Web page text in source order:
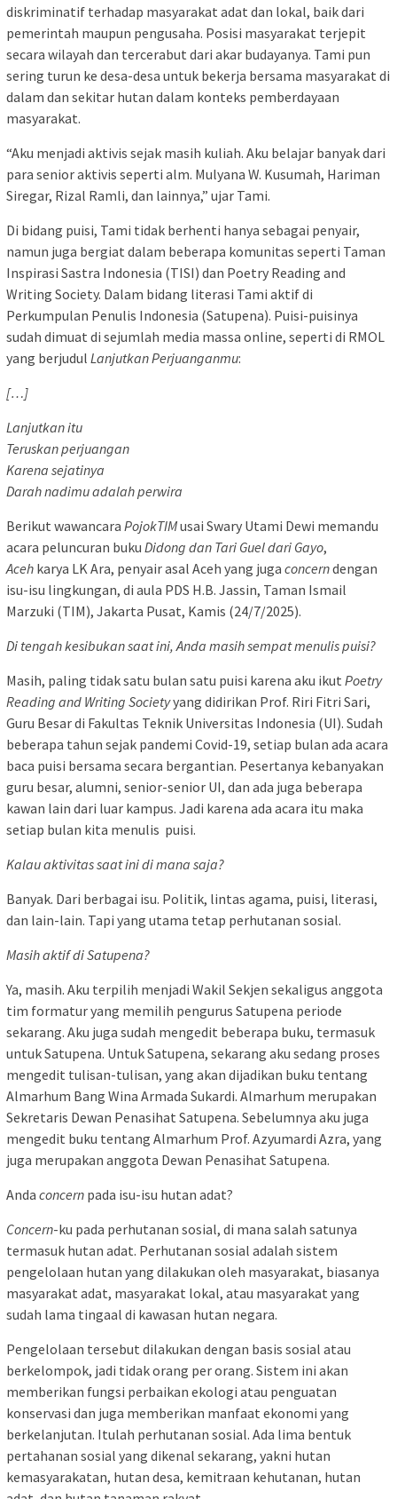
diskriminatif terhadap masyarakat adat dan lokal, baik dari
pemerintah maupun pengusaha. Posisi masyarakat terjepit
secara wilayah dan tercerabut dari akar budayanya. Tami pun
sering turun ke desa-desa untuk bekerja bersama masyarakat di
dalam dan sekitar hutan dalam konteks pemberdayaan
masyarakat.
“Aku menjadi aktivis sejak masih kuliah. Aku belajar banyak dari
para senior aktivis seperti alm. Mulyana W. Kusumah, Hariman
Siregar, Rizal Ramli, dan lainnya,” ujar Tami.
Di bidang puisi, Tami tidak berhenti hanya sebagai penyair,
namun juga bergiat dalam beberapa komunitas seperti Taman
Inspirasi Sastra Indonesia (TISI) dan Poetry Reading and
Writing Society. Dalam bidang literasi Tami aktif di
Perkumpulan Penulis Indonesia (Satupena). Puisi-puisinya
sudah dimuat di sejumlah media massa online, seperti di RMOL
yang berjudul Lanjutkan Perjuanganmu:
[…]
Lanjutkan itu
Teruskan perjuangan
Karena sejatinya
Darah nadimu adalah perwira
Berikut wawancara PojokTIMusai Swary Utami Dewi memandu
acara peluncuran buku Didong dan Tari Guel dari Gayo,
Aceh karya LK Ara, penyair asal Aceh yang juga concerndengan
isu-isu lingkungan, di aula PDS H.B. Jassin, Taman Ismail
Marzuki (TIM), Jakarta Pusat, Kamis (24/7/2025).
Di tengah kesibukan saat ini, Anda masih sempat menulis puisi?
Masih, paling tidak satu bulan satu puisi karena aku ikut Poetry
Reading and Writing Societyyang didirikan Prof. Riri Fitri Sari,
Guru Besar di Fakultas Teknik Universitas Indonesia (UI). Sudah
beberapa tahun sejak pandemi Covid-19, setiap bulan ada acara
baca puisi bersama secara bergantian. Pesertanya kebanyakan
guru besar, alumni, senior-senior UI, dan ada juga beberapa
kawan lain dari luar kampus. Jadi karena ada acara itu maka
setiap bulan kita menulis puisi.
Kalau aktivitas saat ini di mana saja?
Banyak. Dari berbagai isu. Politik, lintas agama, puisi, literasi,
dan lain-lain. Tapi yang utama tetap perhutanan sosial.
Masih aktif di Satupena?
Ya, masih. Aku terpilih menjadi Wakil Sekjen sekaligus anggota
tim formatur yang memilih pengurus Satupena periode
sekarang. Aku juga sudah mengedit beberapa buku, termasuk
untuk Satupena. Untuk Satupena, sekarang aku sedang proses
mengedit tulisan-tulisan, yang akan dijadikan buku tentang
Almarhum Bang Wina Armada Sukardi. Almarhum merupakan
Sekretaris Dewan Penasihat Satupena. Sebelumnya aku juga
mengedit buku tentang Almarhum Prof. Azyumardi Azra, yang
juga merupakan anggota Dewan Penasihat Satupena.
Anda concern pada isu-isu hutan adat?
Concern-ku pada perhutanan sosial, di mana salah satunya
termasuk hutan adat. Perhutanan sosial adalah sistem
pengelolaan hutan yang dilakukan oleh masyarakat, biasanya
masyarakat adat, masyarakat lokal, atau masyarakat yang
sudah lama tingaal di kawasan hutan negara.
Pengelolaan tersebut dilakukan dengan basis sosial atau
berkelompok, jadi tidak orang per orang. Sistem ini akan
memberikan fungsi perbaikan ekologi atau penguatan
konservasi dan juga memberikan manfaat ekonomi yang
berkelanjutan. Itulah perhutanan sosial. Ada lima bentuk
pertahanan sosial yang dikenal sekarang, yakni hutan
kemasyarakatan, hutan desa, kemitraan kehutanan, hutan